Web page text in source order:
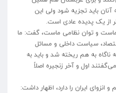
آنان باید تجزیه شود ولی این
از یک پدیده عادی است.
ماست و توان نظامی ماست، گفت: ما
سیاست داخلی و مسائل
به هم ریخته شد و باید به
اول و آخر زنجیره اصلاً
انزوای ایران را دارد، اظهار داشت: